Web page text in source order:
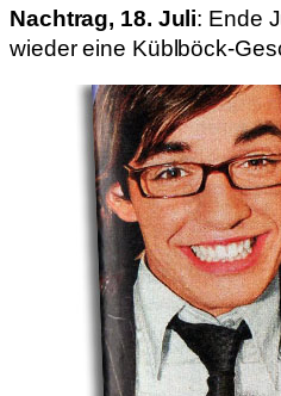
Nachtrag, 18. Juli: Ende
wieder eine Küblböck-